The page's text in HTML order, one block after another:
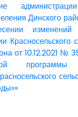
Динского
изменений
Красносельского
от 10.12.2021 №
программы